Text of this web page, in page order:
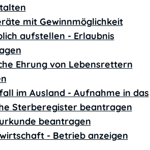
mit Gewinnmöglichkeit
aufstellen - Erlaubnis
Ehrung von Lebensrettern
im Ausland - Aufnahme in das
Sterberegister beantragen
beantragen
- Betrieb anzeigen